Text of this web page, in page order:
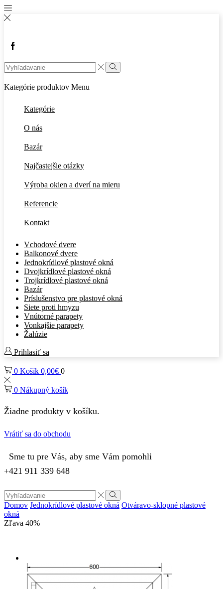
Facebook
Search
input
Vyhľadávanie
Kategórie produktov Menu
Kategórie
O nás
Bazár
Najčastejšie otázky
Výroba okien a dverí na mieru
Referencie
Kontakt
Vchodové dvere
Balkonové dvere
Jednokrídlové plastové okná
Dvojkrídlové plastové okná
Trojkrídlové plastové okná
Bazár
Príslušenstvo pre plastové okná
Siete proti hmyzu
Vnútorné parapety
Vonkajšie parapety
Žalúzie
Prihlasiť sa
0 Košík 0,00€ 0
0 Nákupný košík
Žiadne produkty v košíku.
Vrátiť sa do obchodu
Sme tu pre Vás, aby sme Vám pomohli
+421 911 339 648
Search
input
Vyhľadávanie
Domov Jednokrídlové plastové okná Otváravo-sklopné plastové
okná
Zľava 40%